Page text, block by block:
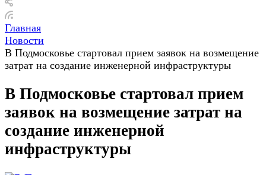
Главная
Новости
В Подмосковье стартовал прием заявок на возмещение
затрат на создание инженерной инфраструктуры
В Подмосковье стартовал прием
заявок на возмещение затрат на
создание инженерной
инфраструктуры